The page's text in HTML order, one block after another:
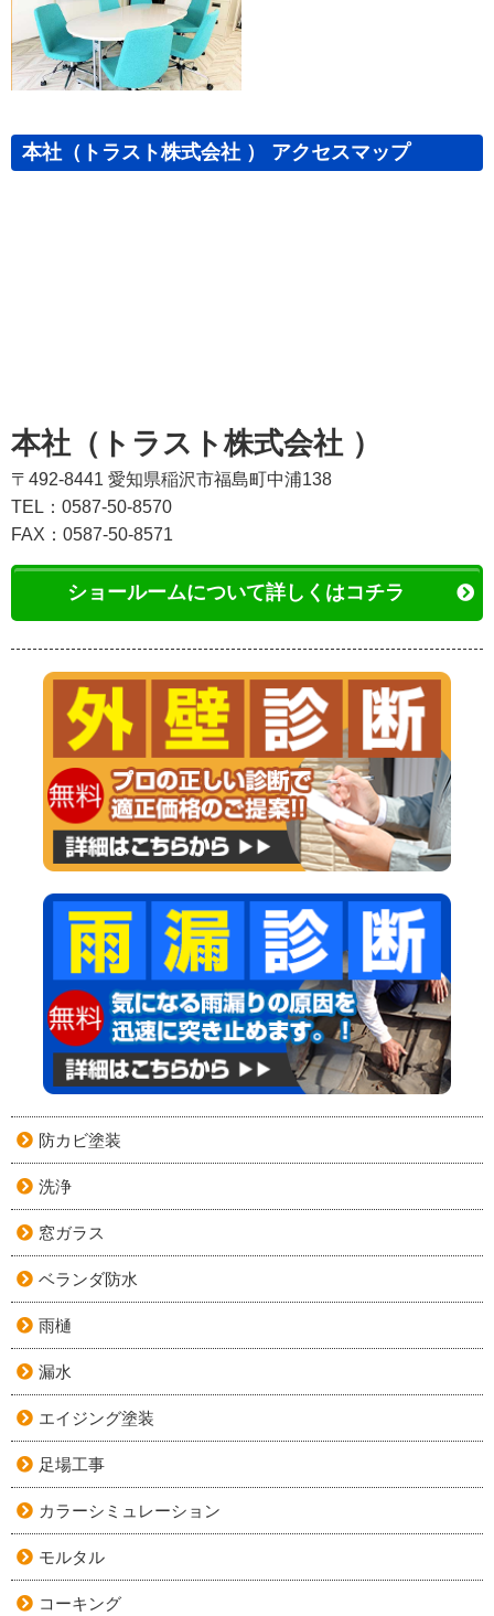
本社（トラスト株式会社 ） アクセスマップ
本社（トラスト株式会社 ）
〒492-8441 愛知県稲沢市福島町中浦138
TEL：0587-50-8570
FAX：0587-50-8571
ショールームについて詳しくはコチラ
防カビ塗装
洗浄
窓ガラス
ベランダ防水
雨樋
漏水
エイジング塗装
足場工事
カラーシミュレーション
モルタル
コーキング